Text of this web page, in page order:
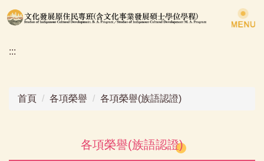
跳
到
要
:::
首頁 各項榮譽 各項榮譽(族語認證)
各項榮譽(族語認證)